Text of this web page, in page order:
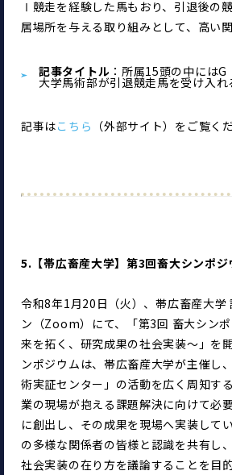
Ⅰ競走を経験した馬もおり、引退後の
居場所を与える取り組みとして、高い
記事タイトル ： 所属15頭の中には
大学馬術部が引退競走馬を受け入れ
記事はこちら （外部サイト）をご覧く
5.【帯広畜産大学】第3回畜大シンポジ
令和8年1月20日（火）、帯広畜産大学
ン（Zoom）にて、「第3回 畜大シン
来を拓く、研究成果の社会実装～」を
ンポジウムは、帯広畜産大学が主催し
術実証センター」の活動を広く周知す
業の現場が抱える課題解決に向けて必
に創出し、その成果を現場へ実装して
の多様な関係者の皆様と認識を共有し
社会実装の在り方を議論することを目